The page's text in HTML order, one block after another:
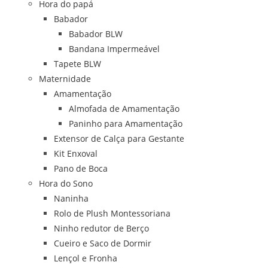
Hora do papá
Babador
Babador BLW
Bandana Impermeável
Tapete BLW
Maternidade
Amamentação
Almofada de Amamentação
Paninho para Amamentação
Extensor de Calça para Gestante
Kit Enxoval
Pano de Boca
Hora do Sono
Naninha
Rolo de Plush Montessoriana
Ninho redutor de Berço
Cueiro e Saco de Dormir
Lençol e Fronha